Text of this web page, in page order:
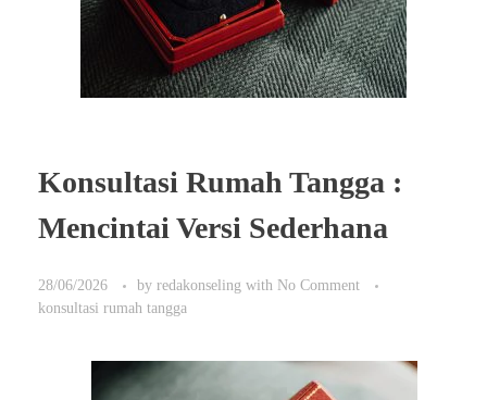
Konsultasi Rumah Tangga :
Mencintai Versi Sederhana
28/06/2026 by redakonseling with No Comment
konsultasi rumah tangga